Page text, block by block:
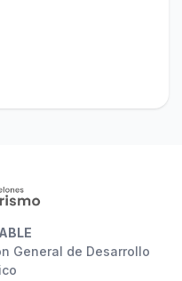
General de Desarrollo